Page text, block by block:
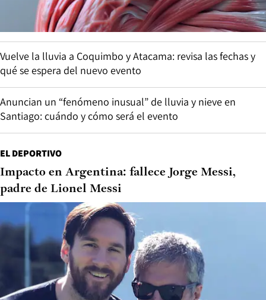
Vuelve la lluvia a Coquimbo y Atacama: revisa las fechas y
qué se espera del nuevo evento
Anuncian un “fenómeno inusual” de lluvia y nieve en
Santiago: cuándo y cómo será el evento
EL DEPORTIVO
Impacto en Argentina: fallece Jorge Messi,
padre de Lionel Messi